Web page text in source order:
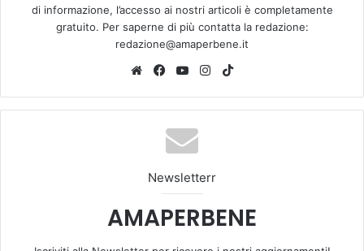
di informazione, l’accesso ai nostri articoli è completamente
gratuito. Per saperne di più contatta la redazione:
redazione@amaperbene.it
We
te
Fa
bo
ok
Yo
Tu
be
Ins
ra
k
Newsletterr
AMAPERBENE